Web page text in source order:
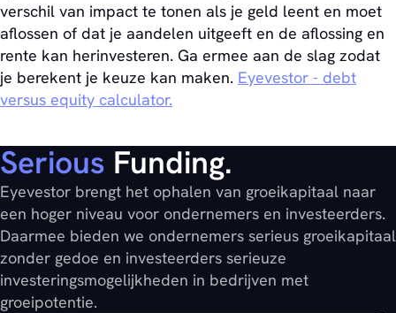
verschil van impact te tonen als je geld leent en moet
aflossen of dat je aandelen uitgeeft en de aflossing en
rente kan herinvesteren. Ga ermee aan de slag zodat
je berekent je keuze kan maken. Eyevestor - debt
versus equity calculator.
Serious Funding.
Eyevestor brengt het ophalen van groeikapitaal naar
een hoger niveau voor ondernemers en investeerders.
Daarmee bieden we ondernemers serieus groeikapitaal
zonder gedoe en investeerders serieuze
investeringsmogelijkheden in bedrijven met
groeipotentie.